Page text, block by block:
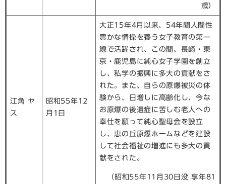
歳）
江角 ヤ
ス
昭和55年12
月1日
大正15年4月以来、54年間人間性
豊かな情操を養う女子教育の第一
線で活躍され、この間、長崎・東
京・鹿児島に純心女子学園を創立
し、私学の振興に多大の貢献をさ
れた。また、自らの原爆被災の体
験から、日増しに高齢化し、今な
お原爆の後遺症に苦しむ老人への
奉仕を願って純心聖母会を設立
し、恵の丘原爆ホームなどを建設
して社会福祉の増進にも多大の貢
献をされた。
（昭和55年11月30日没 享年81